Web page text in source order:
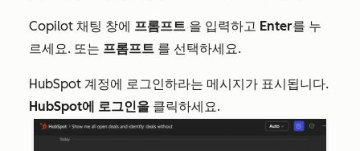
Copilot 채팅 창에 프롬프트 을 입력하고 Enter를 누
르세요. 또는 프롬프트 를 선택하세요.
HubSpot 계정에 로그인하라는 메시지가 표시됩니다.
HubSpot에 로그인을 클릭하세요.